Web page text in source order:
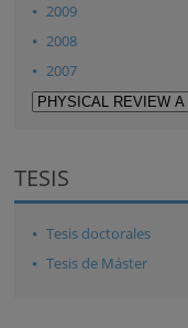
2009
2008
2007
TESIS
Tesis doctorales
Tesis de Máster